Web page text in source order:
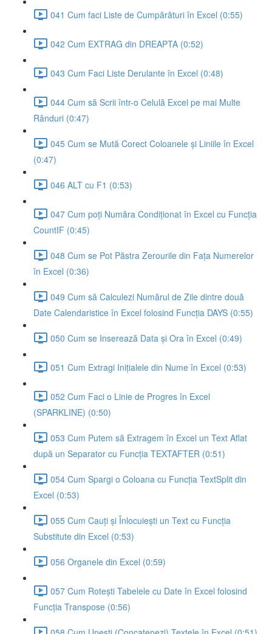
041 Cum faci Liste de Cumpărături în Excel (0:55)
042 Cum EXTRAG din DREAPTA (0:52)
043 Cum Faci Liste Derulante în Excel (0:48)
044 Cum să Scrii într-o Celulă Excel pe mai Multe
Rânduri (0:47)
045 Cum se Mută Corect Coloanele și Liniile în Excel
(0:47)
046 ALT cu F1 (0:53)
047 Cum poți Număra Condiționat în Excel cu Funcția
CountIF (0:45)
048 Cum se Pot Păstra Zerourile din Fața Numerelor
în Excel (0:36)
049 Cum să Calculezi Numărul de Zile dintre două
Date Calendaristice în Excel folosind Funcția DAYS (0:55)
050 Cum se Inserează Data și Ora în Excel (0:49)
051 Cum Extragi Inițialele din Nume în Excel (0:53)
052 Cum Faci o Linie de Progres în Excel
(SPARKLINE) (0:50)
053 Cum Putem să Extragem în Excel un Text Aflat
după un Separator cu Funcția TEXTAFTER (0:51)
054 Cum Spargi o Coloana cu Funcția TextSplit din
Excel (0:53)
055 Cum Cauți și Înlocuiești un Text cu Funcția
Substitute din Excel (0:53)
056 Organele din Excel (0:59)
057 Cum Rotești Tabelele cu Date în Excel folosind
Funcția Transpose (0:56)